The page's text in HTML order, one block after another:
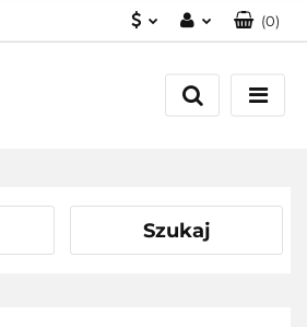
Zaloguj się
Załóż konto
(0)
Szukaj